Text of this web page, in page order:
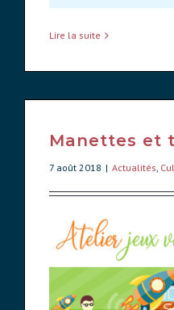
Lire la suite
Manettes et
7 août 2018 | Actualités,